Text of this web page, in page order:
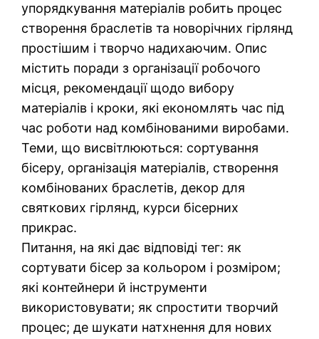
упорядкування матеріалів робить процес
створення браслетів та новорічних гірлянд
простішим і творчо надихаючим. Опис
містить поради з організації робочого
місця, рекомендації щодо вибору
матеріалів і кроки, які економлять час під
час роботи над комбінованими виробами.
Теми, що висвітлюються: сортування
бісеру, організація матеріалів, створення
комбінованих браслетів, декор для
святкових гірлянд, курси бісерних
прикрас.
Питання, на які дає відповіді тег: як
сортувати бісер за кольором і розміром;
які контейнери й інструменти
використовувати; як спростити творчий
процес; де шукати натхнення для нових